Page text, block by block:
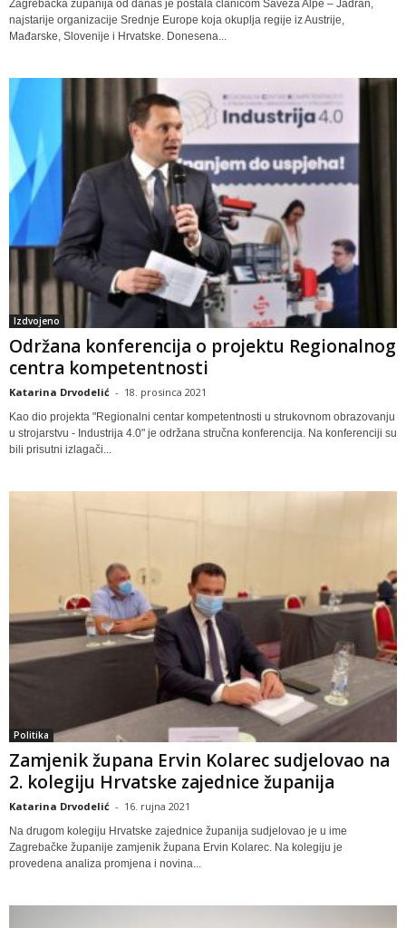
Zagrebačka županija od danas je postala članicom Saveza Alpe – Jadran,
najstarije organizacije Srednje Europe koja okuplja regije iz Austrije,
Mađarske, Slovenije i Hrvatske. Donesena...
Izdvojeno
Održana konferencija o projektu Regionalnog
centra kompetentnosti
Katarina Drvodelić - 18. prosinca 2021
Kao dio projekta "Regionalni centar kompetentnosti u strukovnom obrazovanju
u strojarstvu - Industrija 4.0" je održana stručna konferencija. Na konferenciji su
bili prisutni izlagači...
Politika
Zamjenik župana Ervin Kolarec sudjelovao na
2. kolegiju Hrvatske zajednice županija
Katarina Drvodelić - 16. rujna 2021
Na drugom kolegiju Hrvatske zajednice županija sudjelovao je u ime
Zagrebačke županije zamjenik župana Ervin Kolarec. Na kolegiju je
provedena analiza promjena i novina...